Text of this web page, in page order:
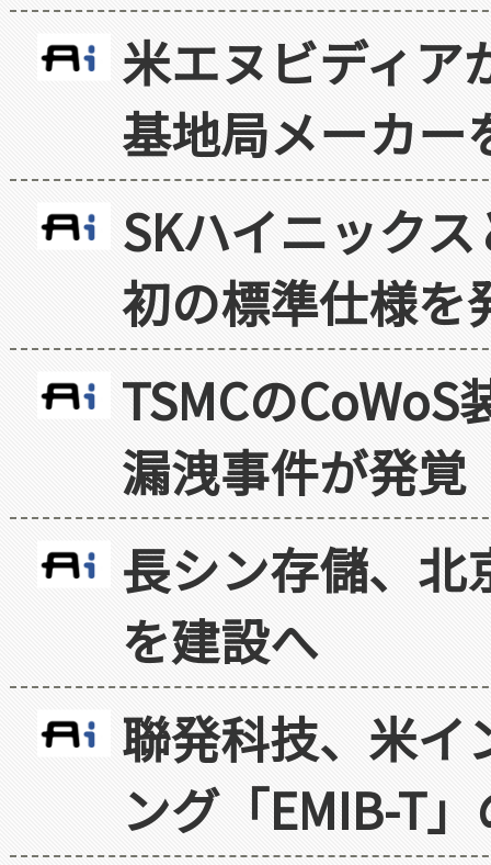
米エヌビディア
基地局メーカー
SKハイニック
初の標準仕様を
TSMCの
漏洩事件が発覚
長シン存儲、北
を建設へ
聯発科技、米イ
ング「EMIB-T